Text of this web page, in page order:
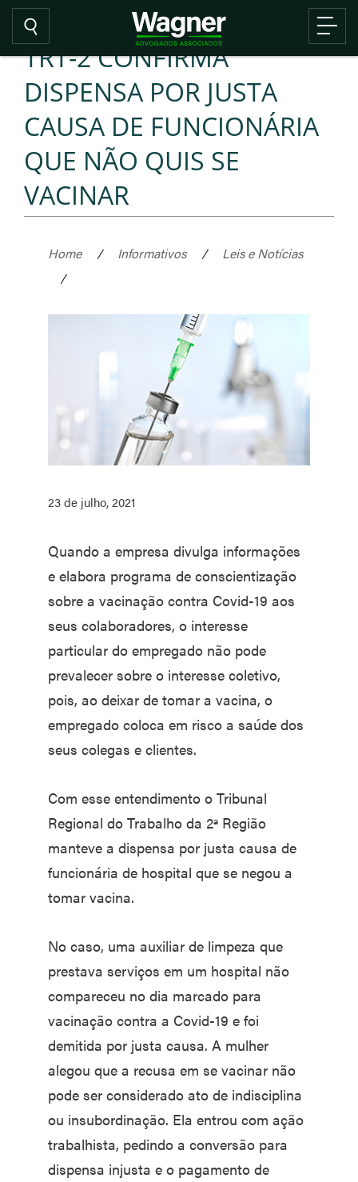
TRT-2 CONFIRMA
DISPENSA POR JUSTA
CAUSA DE FUNCIONÁRIA
QUE NÃO QUIS SE
VACINAR
Home / Informativos /
Leis e Notícias
/
23 de julho, 2021
Quando a empresa divulga informações
e elabora programa de conscientização
sobre a vacinação contra Covid-19 aos
seus colaboradores, o interesse
particular do empregado não pode
prevalecer sobre o interesse coletivo,
pois, ao deixar de tomar a vacina, o
empregado coloca em risco a saúde dos
seus colegas e clientes.
Com esse entendimento o Tribunal
Regional do Trabalho da 2ª Região
manteve a dispensa por justa causa de
funcionária de hospital que se negou a
tomar vacina.
No caso, uma auxiliar de limpeza que
prestava serviços em um hospital não
compareceu no dia marcado para
vacinação contra a Covid-19 e foi
demitida por justa causa. A mulher
alegou que a recusa em se vacinar não
pode ser considerado ato de indisciplina
ou insubordinação. Ela entrou com ação
trabalhista, pedindo a conversão para
dispensa injusta e o pagamento de